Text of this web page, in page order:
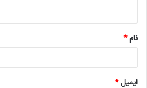
*
نام*
ایمیل*